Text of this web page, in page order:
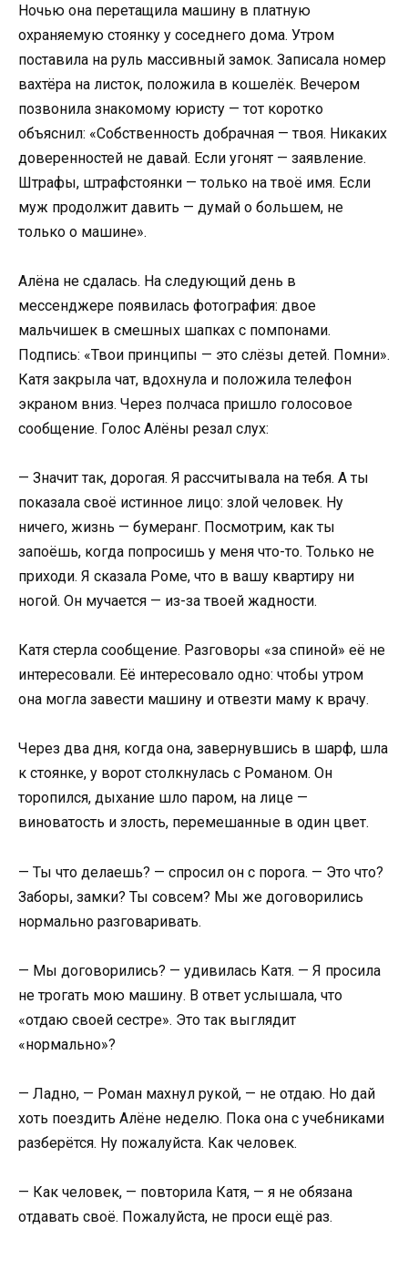
Ночью она перетащила машину в платную
охраняемую стоянку у соседнего дома. Утром
поставила на руль массивный замок. Записала номер
вахтёра на листок, положила в кошелёк. Вечером
позвонила знакомому юристу — тот коротко
объяснил: «Собственность добрачная — твоя. Никаких
доверенностей не давай. Если угонят — заявление.
Штрафы, штрафстоянки — только на твоё имя. Если
муж продолжит давить — думай о большем, не
только о машине».
Алёна не сдалась. На следующий день в
мессенджере появилась фотография: двое
мальчишек в смешных шапках с помпонами.
Подпись: «Твои принципы — это слёзы детей. Помни».
Катя закрыла чат, вдохнула и положила телефон
экраном вниз. Через полчаса пришло голосовое
сообщение. Голос Алёны резал слух:
— Значит так, дорогая. Я рассчитывала на тебя. А ты
показала своё истинное лицо: злой человек. Ну
ничего, жизнь — бумеранг. Посмотрим, как ты
запоёшь, когда попросишь у меня что-то. Только не
приходи. Я сказала Роме, что в вашу квартиру ни
ногой. Он мучается — из-за твоей жадности.
Катя стерла сообщение. Разговоры «за спиной» её не
интересовали. Её интересовало одно: чтобы утром
она могла завести машину и отвезти маму к врачу.
Через два дня, когда она, завернувшись в шарф, шла
к стоянке, у ворот столкнулась с Романом. Он
торопился, дыхание шло паром, на лице —
виноватость и злость, перемешанные в один цвет.
— Ты что делаешь? — спросил он с порога. — Это что?
Заборы, замки? Ты совсем? Мы же договорились
нормально разговаривать.
— Мы договорились? — удивилась Катя. — Я просила
не трогать мою машину. В ответ услышала, что
«отдаю своей сестре». Это так выглядит
«нормально»?
— Ладно, — Роман махнул рукой, — не отдаю. Но дай
хоть поездить Алёне неделю. Пока она с учебниками
разберётся. Ну пожалуйста. Как человек.
— Как человек, — повторила Катя, — я не обязана
отдавать своё. Пожалуйста, не проси ещё раз.